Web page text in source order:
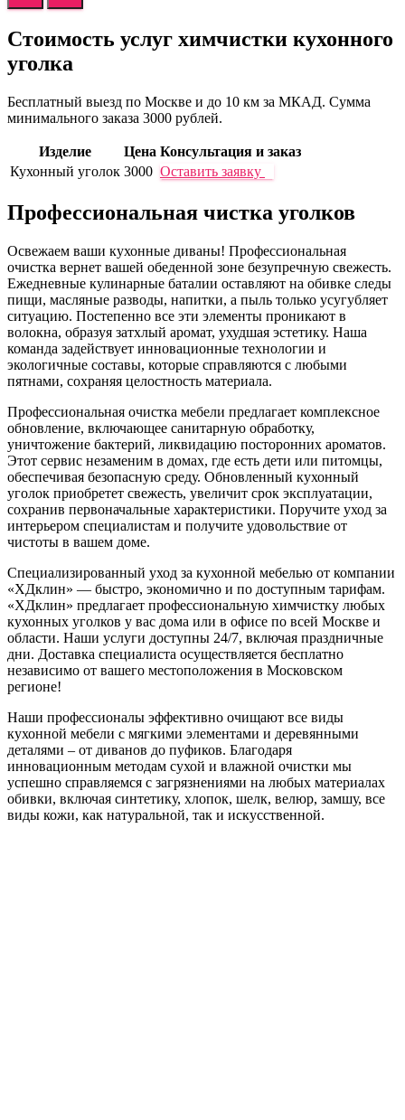
Стоимость услуг химчистки кухонного
уголка
Бесплатный выезд по Москве и до 10 км за МКАД. Сумма
минимального заказа 3000 рублей.
Изделие Цена Консультация и заказ
Кухонный уголок 3000 Оставить заявку
Профессиональная чистка уголков
Освежаем ваши кухонные диваны! Профессиональная
очистка вернет вашей обеденной зоне безупречную свежесть.
Ежедневные кулинарные баталии оставляют на обивке следы
пищи, масляные разводы, напитки, а пыль только усугубляет
ситуацию. Постепенно все эти элементы проникают в
волокна, образуя затхлый аромат, ухудшая эстетику. Наша
команда задействует инновационные технологии и
экологичные составы, которые справляются с любыми
пятнами, сохраняя целостность материала.
Профессиональная очистка мебели предлагает комплексное
обновление, включающее санитарную обработку,
уничтожение бактерий, ликвидацию посторонних ароматов.
Этот сервис незаменим в домах, где есть дети или питомцы,
обеспечивая безопасную среду. Обновленный кухонный
уголок приобретет свежесть, увеличит срок эксплуатации,
сохранив первоначальные характеристики. Поручите уход за
интерьером специалистам и получите удовольствие от
чистоты в вашем доме.
Специализированный уход за кухонной мебелью от компании
«ХДклин» — быстро, экономично и по доступным тарифам.
«ХДклин» предлагает профессиональную химчистку любых
кухонных уголков у вас дома или в офисе по всей Москве и
области. Наши услуги доступны 24/7, включая праздничные
дни. Доставка специалиста осуществляется бесплатно
независимо от вашего местоположения в Московском
регионе!
Наши профессионалы эффективно очищают все виды
кухонной мебели с мягкими элементами и деревянными
деталями – от диванов до пуфиков. Благодаря
инновационным методам сухой и влажной очистки мы
успешно справляемся с загрязнениями на любых материалах
обивки, включая синтетику, хлопок, шелк, велюр, замшу, все
виды кожи, как натуральной, так и искусственной.